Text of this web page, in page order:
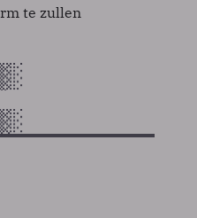
te zullen